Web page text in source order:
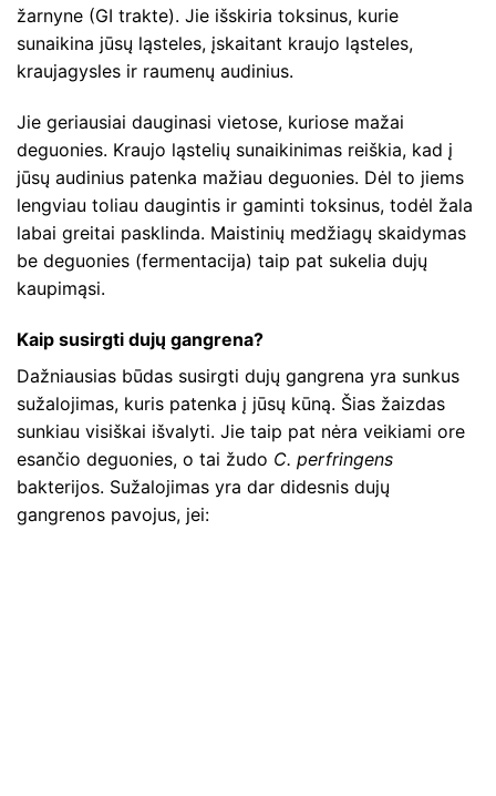
žarnyne (GI trakte). Jie išskiria toksinus, kurie
sunaikina jūsų ląsteles, įskaitant kraujo ląsteles,
kraujagysles ir raumenų audinius.
Jie geriausiai dauginasi vietose, kuriose mažai
deguonies. Kraujo ląstelių sunaikinimas reiškia, kad į
jūsų audinius patenka mažiau deguonies. Dėl to jiems
lengviau toliau daugintis ir gaminti toksinus, todėl žala
labai greitai pasklinda. Maistinių medžiagų skaidymas
be deguonies (fermentacija) taip pat sukelia dujų
kaupimąsi.
Kaip susirgti dujų gangrena?
Dažniausias būdas susirgti dujų gangrena yra sunkus
sužalojimas, kuris patenka į jūsų kūną. Šias žaizdas
sunkiau visiškai išvalyti. Jie taip pat nėra veikiami ore
esančio deguonies, o tai žudo C. perfringens
bakterijos. Sužalojimas yra dar didesnis dujų
gangrenos pavojus, jei: